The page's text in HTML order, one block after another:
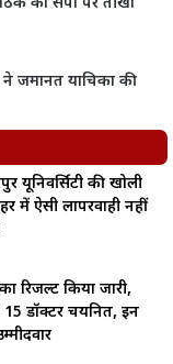
ने जमानत याचिका की
यूनिवर्सिटी की खोली
में ऐसी लापरवाही नहीं
रिजल्ट किया जारी,
15 डॉक्टर चयनित, इन